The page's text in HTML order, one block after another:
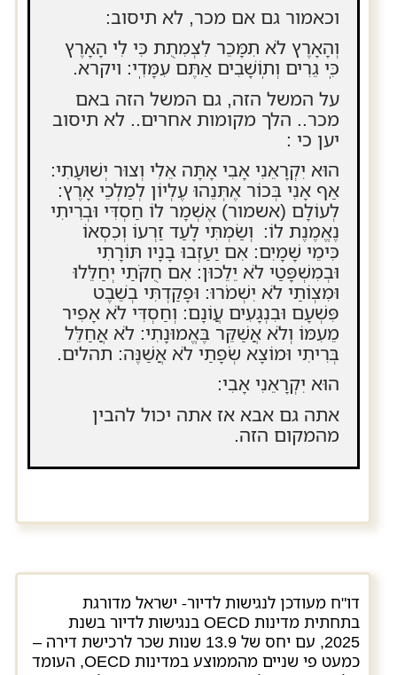
וכאמור גם אם מכר, לא תיסוב:
וְהָאָרֶץ לֹא תִמָּכֵר לִצְמִתֻת כִּי לִי הָאָרֶץ
כִּֽי גֵרִים וְתֽוֹשָׁבִים אַתֶּם עִמָּדִֽי: ויקרא.
על המשל הזה, גם המשל הזה באם
מכר.. הלך מקומות אחרים.. לא תיסוב
יען כי :
הוּא יִקְרָאֵנִי אָבִי אָתָּה אֵלִי וְצוּר יְשׁוּעָתִי:
אַף אָנִי בְּכוֹר אֶתְּנֵהוּ עֶלְיוֹן לְמַלְכֵי אָרֶץ:
לְעוֹלָם (אשמור) אֶשְׁמָר לוֹ חַסְדִּי וּבְרִיתִי
נֶאֱמֶנֶת לוֹ: וְשַׂמְתִּי לָעַד זַרְעוֹ וְכִסְאוֹ
כִּימֵי שָׁמָיִם: אִם יַעַזְבוּ בָנָיו תּוֹרָתִי
וּבְמִשְׁפָּטַי לֹא יֵלֵכוּן: אִם חֻקֹּתַי יְחַלֵּלוּ
וּמִצְוֹתַי לֹא יִשְׁמֹרוּ: וּפָקַדְתִּי בְשֵׁבֶט
פִּשְׁעָם וּבִנְגָעִים עֲוֹנָם: וְחַסְדִּי לֹא אָפִיר
מֵעִמּוֹ וְלֹא אֲשַׁקֵּר בֶּאֱמוּנָתִי: לֹא אֲחַלֵּל
בְּרִיתִי וּמוֹצָא שְׂפָתַי לֹא אֲשַׁנֶּה: תהלים.
הוּא יִקְרָאֵנִי אָבִי:
אתה גם אבא אז אתה יכול להבין
מהמקום הזה.
דו"ח מעודכן לנגישות לדיור- ישראל מדורגת
בתחתית מדינות OECD בנגישות לדיור בשנת
2025, עם יחס של 13.9 שנות שכר לרכישת דירה –
כמעט פי שניים מהממוצע במדינות OECD, העומד